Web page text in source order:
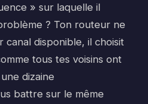
» sur laquelle il
? Ton routeur ne
canal disponible, il choisit
tous tes voisins ont
dizaine
battre sur le même